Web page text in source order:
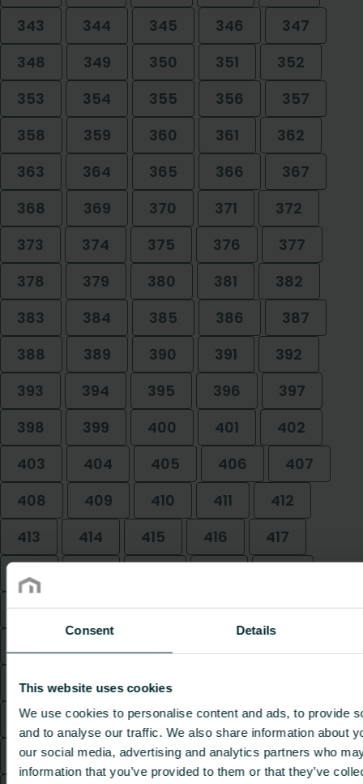
Consent Details
This website uses cookies
We use cookies to personalise content and ads, to provide
and to analyse our traffic. We also share information about
our social media, advertising and analytics partners who
information that you’ve provided to them or that they’ve
343
344 345 346
347
348
349 350 351
352
353
354 355 356
357
358
359 360 361
362
363
364 365 366
367
368
369 370 371
372
373
374 375 376
377
378
379 380 381
382
383
384 385 386
387
388
389 390 391
392
393
394 395 396
397
398
399 400 401
402
403
404 405 406
407
408
409 410 411
412
413
414 415 416
417
418
423
424 425 426
427
428
429 430
433
434 435
438
439 440 441
442
443
444 445 446
447